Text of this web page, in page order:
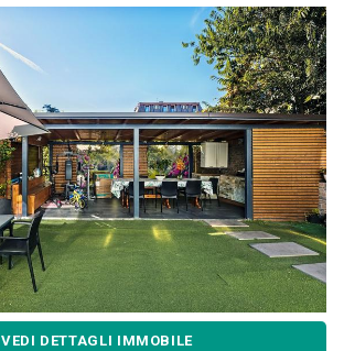
VEDI DETTAGLI IMMOBILE